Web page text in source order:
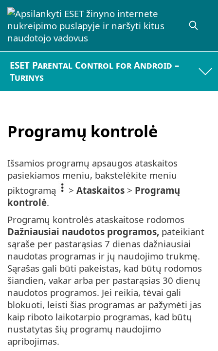
ESET Parental Control for Android –
Turinys
Programų kontrolė
Išsamios programų apsaugos ataskaitos
pasiekiamos meniu, bakstelėkite meniu
piktogramą
> Ataskaitos > Programų
kontrolė.
Programų kontrolės ataskaitose rodomos
Dažniausiai naudotos programos, pateikiant
sąraše per pastarąsias 7 dienas dažniausiai
naudotas programas ir jų naudojimo trukmę.
Sąrašas gali būti pakeistas, kad būtų rodomos
šiandien, vakar arba per pastarąsias 30 dienų
naudotos programos. Jei reikia, tėvai gali
blokuoti, leisti šias programas ar pažymėti jas
kaip riboto laikotarpio programas, kad būtų
nustatytas šių programų naudojimo
apribojimas.